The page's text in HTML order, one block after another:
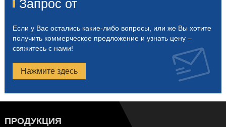
Запрос от
Если у Вас остались какие-либо вопросы, или же Вы хотите
получить коммерческое предложение и узнать цену –
свяжитесь с нами!
Нажмите здесь
ПРОДУКЦИЯ